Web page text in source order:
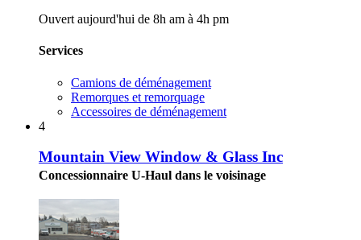
Ouvert aujourd'hui de 8h am à 4h pm
Services
Camions de déménagement
Remorques et remorquage
Accessoires de déménagement
4
Mountain View Window & Glass Inc
Concessionnaire U-Haul dans le voisinage